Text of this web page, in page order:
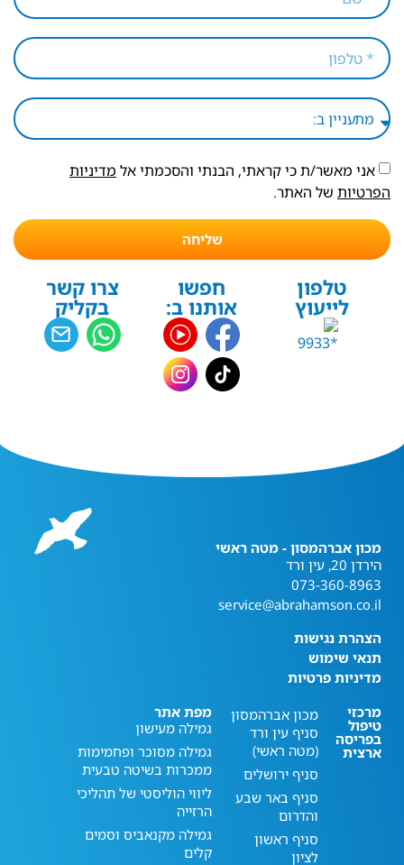
אני מאשר/ת כי קראתי, הבנתי והסכמתי אל מדיניות
הפרטיות של האתר.
שליחה
טלפון
לייעוץ
חפשו
אותנו ב:
צרו קשר
בקליק
מכון אברהמסון - מטה ראשי
הירדן 20, עין ורד
073-360-8963
service@abrahamson.co.il
הצהרת נגישות
תנאי שימוש
מדיניות פרטיות
מרכזי
טיפול
בפריסה
ארצית
מכון אברהמסון
סניף עין ורד
(מטה ראשי)
סניף ירושלים
סניף באר שבע
והדרום
סניף ראשון
לציון
מפת אתר
גמילה מעישון
גמילה מסוכר ופחמימות
ממכרות בשיטה טבעית
ליווי הוליסטי של תהליכי
הרזייה
גמילה מקנאביס וסמים
קלים